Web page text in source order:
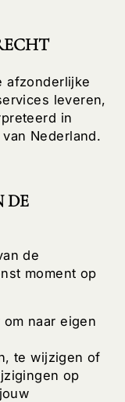
afzonderlijke
leveren,
in
Nederland.
DE
de
moment op
naar eigen
te wijzigen of
op